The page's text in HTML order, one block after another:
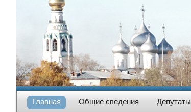
Главная Общие сведения Депутаты